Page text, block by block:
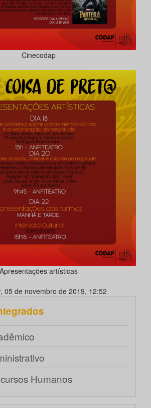
Cinecodap
Apresentações artísticas
05 de novembro de 2019, 12:52
Humanos